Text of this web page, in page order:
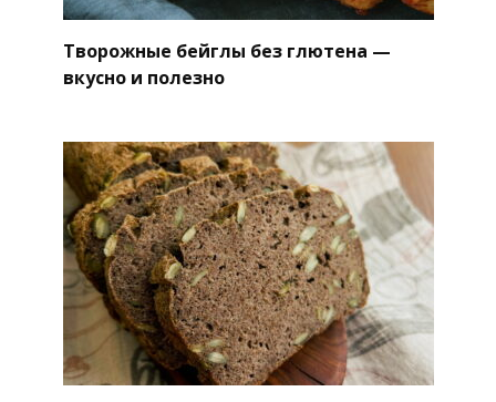
Творожные бейглы без глютена —
вкусно и полезно